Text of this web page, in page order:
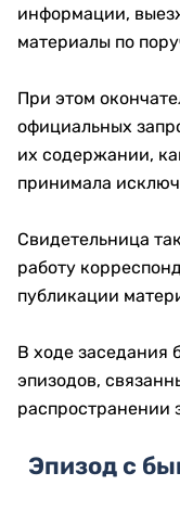
информации,
материалы по
При этом
официальных
их содержании,
принимала
Свидетельница
работу
публикации
В ходе заседания
эпизодов,
распространении
Эпизод с